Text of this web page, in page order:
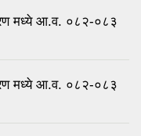
मध्ये आ.व. ०८२-०८३
मध्ये आ.व. ०८२-०८३